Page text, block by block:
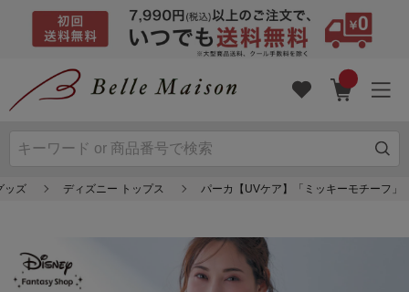
ッズ ディズニー トップス パーカ【UVケア】「ミッキーモチーフ」